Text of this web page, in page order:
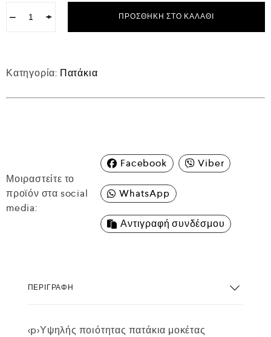
− + ΠΡΟΣΘΉΚΗ ΣΤΟ ΚΑΛΆΘΙ
Κατηγορία: Πατάκια
Μοιραστείτε το
προϊόν στα social
media:
Facebook Viber
WhatsApp
Αντιγραφή συνδέσμου
ΠΕΡΙΓΡΑΦΉ
<p>Υψηλής ποιότητας πατάκια μοκέτας